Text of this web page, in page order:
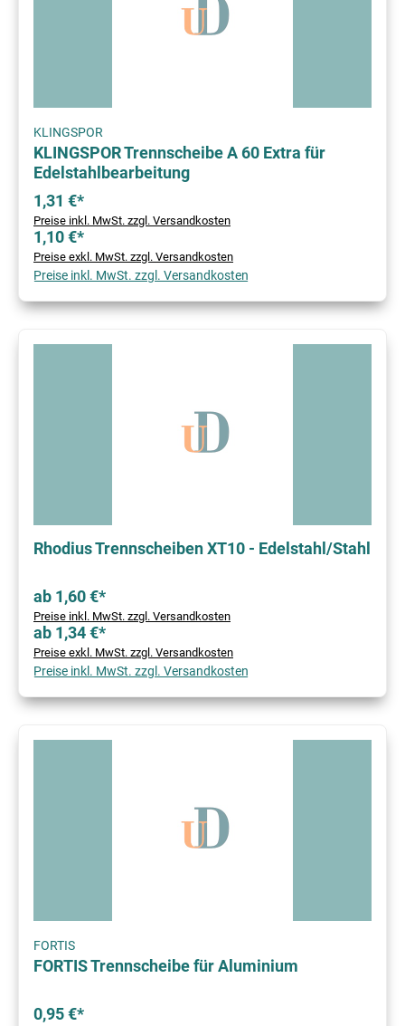
KLINGSPOR
KLINGSPOR Trennscheibe A 60 Extra für
Edelstahlbearbeitung
1,31 €*
Preise inkl. MwSt. zzgl. Versandkosten
1,10 €*
Preise exkl. MwSt. zzgl. Versandkosten
Preise inkl. MwSt. zzgl. Versandkosten
Rhodius Trennscheiben XT10 - Edelstahl/Stahl
ab 1,60 €*
Preise inkl. MwSt. zzgl. Versandkosten
ab 1,34 €*
Preise exkl. MwSt. zzgl. Versandkosten
Preise inkl. MwSt. zzgl. Versandkosten
FORTIS
FORTIS Trennscheibe für Aluminium
0,95 €*